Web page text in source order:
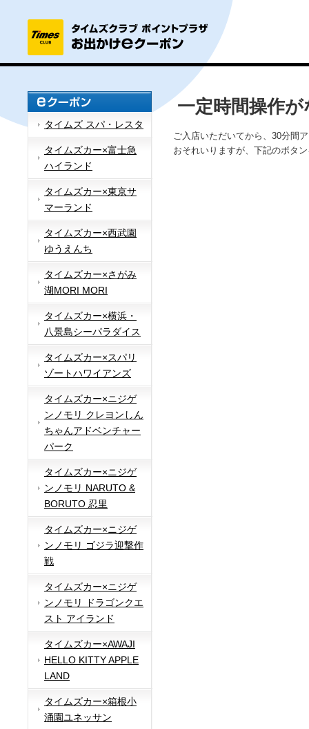
タイムズ スパ・レスタ
タイムズカー×富士急
ハイランド
タイムズカー×東京サ
マーランド
タイムズカー×西武園
ゆうえんち
タイムズカー×さがみ
湖MORI MORI
タイムズカー×横浜・
八景島シーパラダイス
タイムズカー×スパリ
ゾートハワイアンズ
タイムズカー×ニジゲ
ンノモリ クレヨンしん
ちゃんアドベンチャー
パーク
タイムズカー×ニジゲ
ンノモリ NARUTO &
BORUTO 忍里
タイムズカー×ニジゲ
ンノモリ ゴジラ迎撃作
戦
タイムズカー×ニジゲ
ンノモリ ドラゴンクエ
スト アイランド
タイムズカー×AWAJI
HELLO KITTY APPLE
LAND
タイムズカー×箱根小
涌園ユネッサン
一定時間操作
ご入店いただいてから、30分間
おそれいりますが、下記のボタ